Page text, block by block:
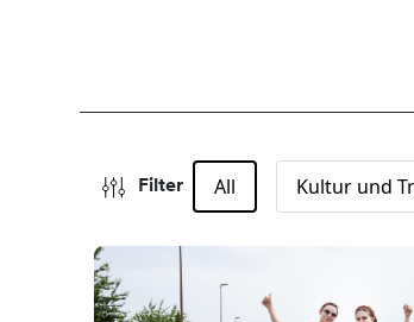
Filter All Kultur und